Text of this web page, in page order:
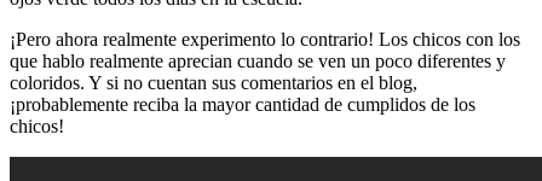
¡Pero ahora realmente experimento lo contrario! Los chicos con los
que hablo realmente aprecian cuando se ven un poco diferentes y
coloridos. Y si no cuentan sus comentarios en el blog,
¡probablemente reciba la mayor cantidad de cumplidos de los
chicos!